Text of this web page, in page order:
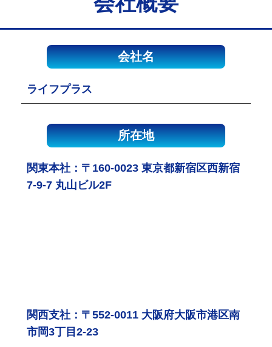
会社名
ライフプラス
所在地
関東本社：〒160-0023 東京都新宿区西新宿
7-9-7 丸山ビル2F
関西支社：〒552-0011 大阪府大阪市港区南
市岡3丁目2-23